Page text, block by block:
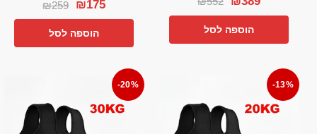
הוספה לסל
₪259 ₪175
הוספה לסל
-13%
-20%